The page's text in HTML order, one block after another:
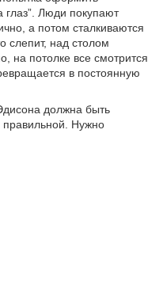
Люди покупают
а потом сталкиваются
слепит, над столом
на потолке все смотрится
в постоянную
должна быть
правильной. Нужно